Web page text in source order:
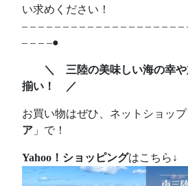
い求めください！
– – – – – – – – – – – – – – – – – – – –
– – – –●
＼ 三陸の美味しい海の幸や
揃い！ ／
お買い物はぜひ、ネットショップ
ア 」で！
Yahoo！ショッピングはこちら↓